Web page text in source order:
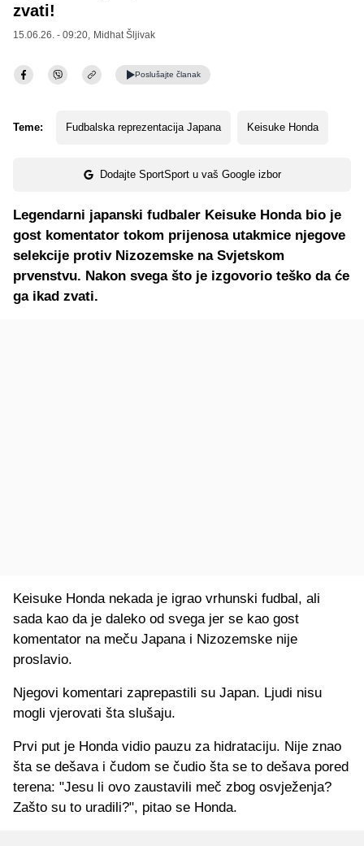
zvati!
15.06.26. - 09:20, Midhat Šljivak
Poslušajte članak
Teme: Fudbalska reprezentacija Japana Keisuke Honda
Dodajte SportSport u vaš Google izbor
Legendarni japanski fudbaler Keisuke Honda bio je
gost komentator tokom prijenosa utakmice njegove
selekcije protiv Nizozemske na Svjetskom
prvenstvu. Nakon svega što je izgovorio teško da će
ga ikad zvati.
Keisuke Honda nekada je igrao vrhunski fudbal, ali
sada kao da je daleko od svega jer se kao gost
komentator na meču Japana i Nizozemske nije
proslavio.
Njegovi komentari zaprepastili su Japan. Ljudi nisu
mogli vjerovati šta slušaju.
Prvi put je Honda vidio pauzu za hidrataciju. Nije znao
šta se dešava i čudom se čudio šta se to dešava pored
terena: "Jesu li ovo zaustavili meč zbog osvježenja?
Zašto su to uradili?", pitao se Honda.